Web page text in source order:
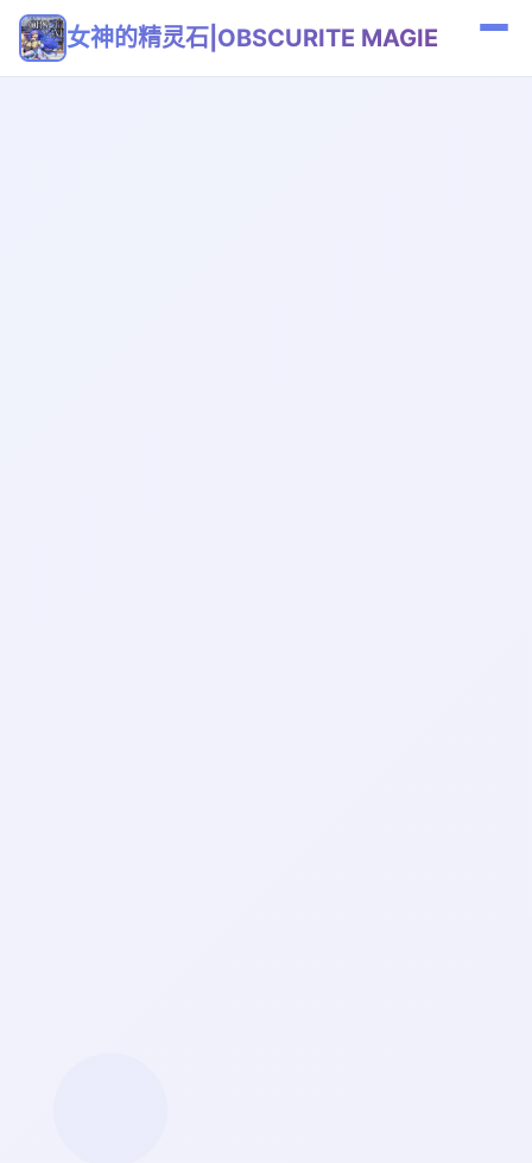
女神的精灵石|OBSCURITE MAGIE